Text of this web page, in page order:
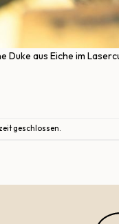
Duke aus Eiche im
geschlossen.